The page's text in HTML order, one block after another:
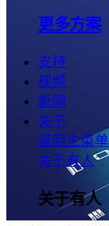
更多方案
支持
视频
新闻
关于
返回主菜单
关于有人
关于有人